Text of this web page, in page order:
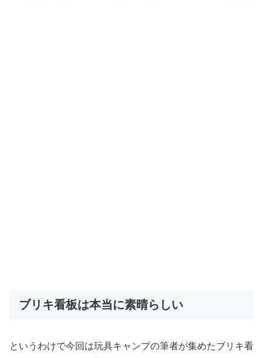
ブリキ看板は本当に素晴らしい
というわけで今回は玩具キャンプの筆者が集めたブリキ看